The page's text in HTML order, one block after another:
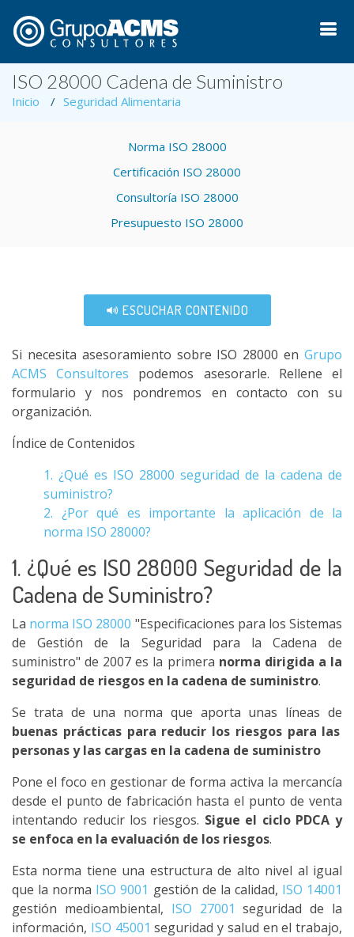
ISO 28000 Cadena de Suministro
Inicio Seguridad Alimentaria
Norma ISO 28000
Certificación ISO 28000
Consultoría ISO 28000
Presupuesto ISO 28000
ESCUCHAR CONTENIDO
Si necesita asesoramiento sobre ISO 28000 en Grupo
ACMS Consultores podemos asesorarle. Rellene el
formulario y nos pondremos en contacto con su
organización.
Índice de Contenidos
1. ¿Qué es ISO 28000 seguridad de la cadena de
suministro?
2. ¿Por qué es importante la aplicación de la
norma ISO 28000?
1. ¿Qué es ISO 28000 Seguridad de la
Cadena de Suministro?
La norma ISO 28000 "Especificaciones para los Sistemas
de Gestión de la Seguridad para la Cadena de
suministro" de 2007 es la primera norma dirigida a la
seguridad de riesgos en la cadena de suministro.
Se trata de una norma que aporta unas líneas de
buenas prácticas para reducir los riesgos para las
personas y las cargas en la cadena de suministro
Pone el foco en gestionar de forma activa la mercancía
desde el punto de fabricación hasta el punto de venta
intentando reducir los riesgos. Sigue el ciclo PDCA y
se enfoca en la evaluación de los riesgos.
Esta norma tiene una estructura de alto nivel al igual
que la norma ISO 9001 gestión de la calidad, ISO 14001
gestión medioambiental, ISO 27001 seguridad de la
información, ISO 45001 seguridad y salud en el trabajo,